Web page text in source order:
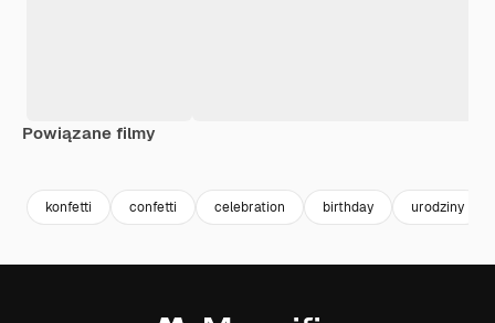
Powiązane filmy
konfetti confetti celebration birthday urodziny